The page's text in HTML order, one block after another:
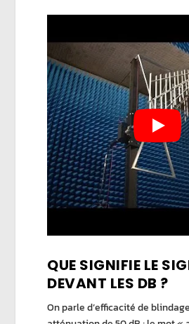
QUE SIGNIFIE LE
DEVANT LES DB ?
On parle d’efficacité de